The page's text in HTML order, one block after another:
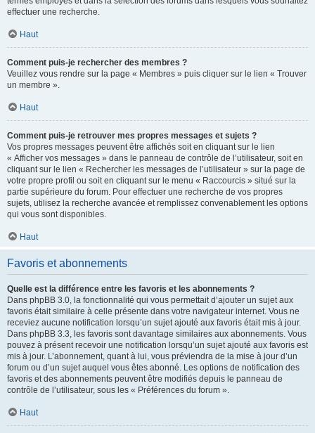
effectuer une recherche.
Haut
Comment puis-je rechercher des membres ?
Veuillez vous rendre sur la page « Membres » puis cliquer sur le lien « Trouver
un membre ».
Haut
Comment puis-je retrouver mes propres messages et sujets ?
Vos propres messages peuvent être affichés soit en cliquant sur le lien
« Afficher vos messages » dans le panneau de contrôle de l’utilisateur, soit en
cliquant sur le lien « Rechercher les messages de l’utilisateur » sur la page de
votre propre profil ou soit en cliquant sur le menu « Raccourcis » situé sur la
partie supérieure du forum. Pour effectuer une recherche de vos propres
sujets, utilisez la recherche avancée et remplissez convenablement les options
qui vous sont disponibles.
Haut
Favoris et abonnements
Quelle est la différence entre les favoris et les abonnements ?
Dans phpBB 3.0, la fonctionnalité qui vous permettait d’ajouter un sujet aux
favoris était similaire à celle présente dans votre navigateur internet. Vous ne
receviez aucune notification lorsqu’un sujet ajouté aux favoris était mis à jour.
Dans phpBB 3.3, les favoris sont davantage similaires aux abonnements. Vous
pouvez à présent recevoir une notification lorsqu’un sujet ajouté aux favoris est
mis à jour. L’abonnement, quant à lui, vous préviendra de la mise à jour d’un
forum ou d’un sujet auquel vous êtes abonné. Les options de notification des
favoris et des abonnements peuvent être modifiés depuis le panneau de
contrôle de l’utilisateur, sous les « Préférences du forum ».
Haut